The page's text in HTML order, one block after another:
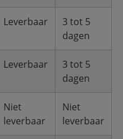
Leverbaar
3 tot 5
dagen
Leverbaar
3 tot 5
dagen
Niet
leverbaar
Niet
leverbaar